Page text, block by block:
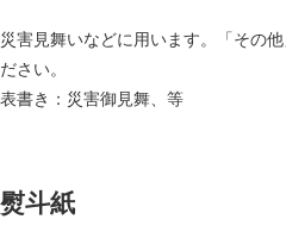
災害見舞いなどに用います。「その
ださい。
表書き：災害御見舞、等
熨斗紙